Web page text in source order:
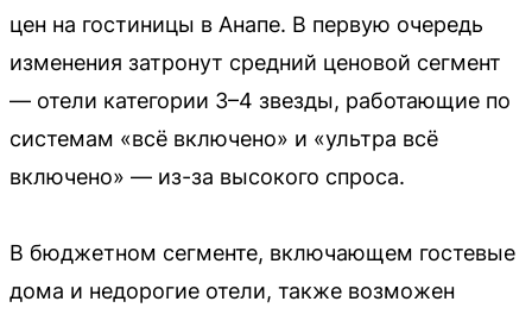
цен на гостиницы в Анапе. В первую очередь
изменения затронут средний ценовой сегмент
— отели категории 3–4 звезды, работающие по
системам «всё включено» и «ультра всё
включено» — из-за высокого спроса.
В бюджетном сегменте, включающем гостевые
дома и недорогие отели, также возможен